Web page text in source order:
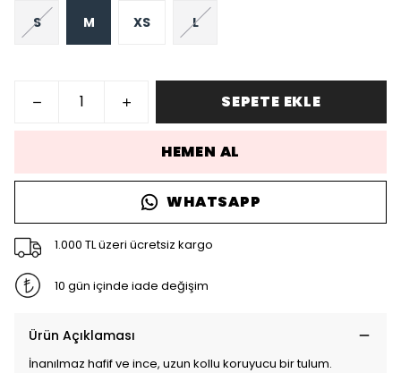
S M XS L
SEPETE EKLE
HEMEN AL
WHATSAPP
1.000 TL üzeri ücretsiz kargo
10 gün içinde iade değişim
Ürün Açıklaması
İnanılmaz hafif ve ince, uzun kollu koruyucu bir tulum.